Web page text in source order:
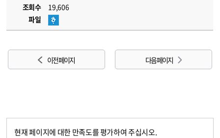
조회수
19,606
파일
이전 페이지 다음 페이지
현재 페이지에 대한 만족도를 평가하여 주십시오.